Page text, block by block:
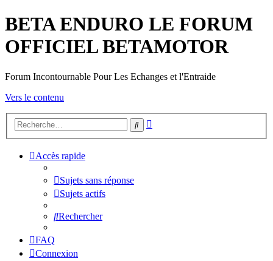
BETA ENDURO LE FORUM
OFFICIEL BETAMOTOR
Forum Incontournable Pour Les Echanges et l'Entraide
Vers le contenu
Rechercher
Accès rapide
Sujets sans réponse
Sujets actifs
Rechercher
FAQ
Connexion